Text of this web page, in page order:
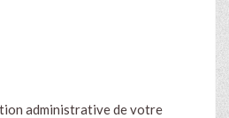
administrative de votre